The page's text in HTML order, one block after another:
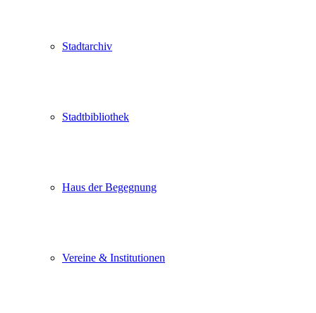
Stadtarchiv
Stadtbibliothek
Haus der Begegnung
Vereine & Institutionen